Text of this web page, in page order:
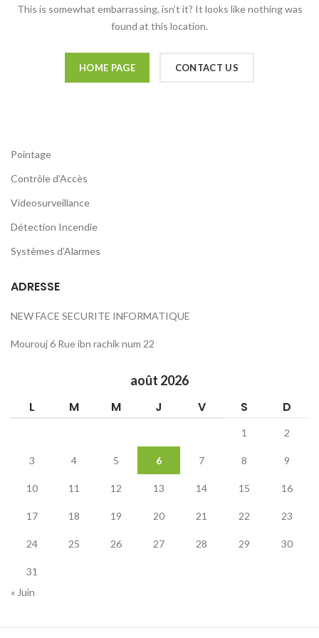
This is somewhat embarrassing, isn’t it? It looks like nothing was
found at this location.
HOME PAGE CONTACT US
Pointage
Contrôle d’Accès
Videosurveillance
Détection Incendie
Systèmes d’Alarmes
ADRESSE
NEW FACE SECURITE INFORMATIQUE
Mourouj 6 Rue ibn rachik num 22
août 2026
L M M J V S D
1 2
3 4 5 6 7 8 9
10 11 12 13 14 15 16
17 18 19 20 21 22 23
24 25 26 27 28 29 30
31
« Juin